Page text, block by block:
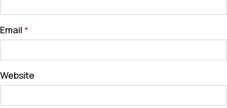
Email *
Website